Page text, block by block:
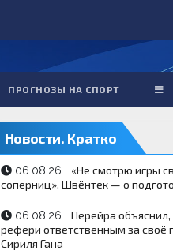
ПРОГНОЗЫ НА СПОРТ
Новости. Кратко
06.08.26
«Не смотрю игры
соперниц». Швёнтек — о
06.08.26
Перейра объяснил,
рефери ответственным за своё
Сириля Гана